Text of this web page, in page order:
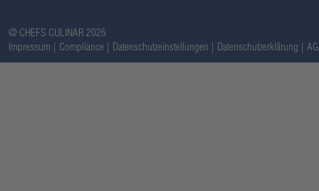
@ CHEFS CULINAR 2026
Impressum
Compliance Datenschutzeinstellungen Datenschutzerklärung